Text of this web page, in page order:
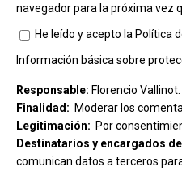
navegador para la próxima vez
He leído y acepto la Política
Información básica sobre
Responsable: Florencio Vallinot.
Finalidad: Moderar los
Legitimación: Por
Destinatarios y encargados
comunican datos a terceros